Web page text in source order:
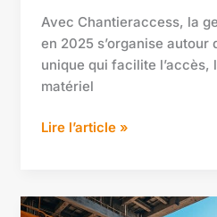
Avec Chantieraccess, la
en 2025 s’organise autour
unique qui facilite l’accès,
matériel
Lire l’article »
Oubli